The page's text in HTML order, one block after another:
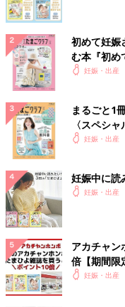
初めて妊娠
む本『初め
妊娠・出産
まるごと1
〈スペシ
妊娠・出産
妊娠中に読
妊娠・出産
アカチャン
倍【期間限
妊娠・出産